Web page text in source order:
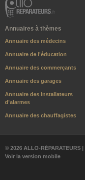
Annuaires à thèmes
Annuaire des médecins
Annuaire de l'éducation
Annuaire des commerçants
Annuaire des garages
Annuaire des installateurs
d'alarmes
Annuaire des chauffagistes
© 2026 ALLO-RÉPARATEURS |
Voir la version mobile